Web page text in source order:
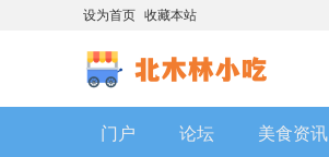
设为首页 收藏本站
门户 论坛 美食资讯